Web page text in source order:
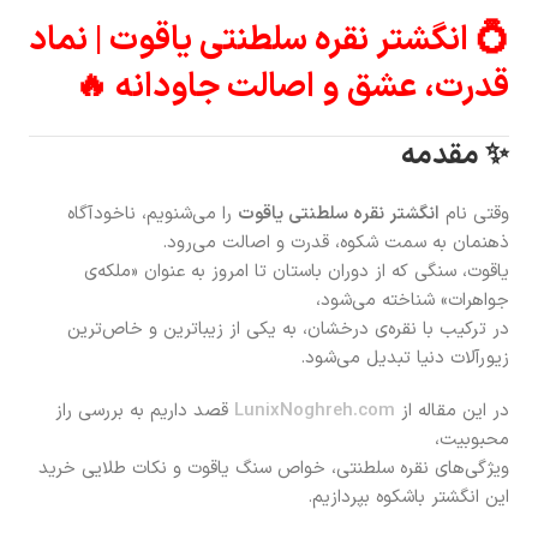
💍 انگشتر نقره سلطنتی یاقوت | نماد
قدرت، عشق و اصالت جاودانه 🔥
✨ مقدمه
وقتی نام انگشتر نقره سلطنتی یاقوت را می‌شنویم، ناخودآگاه
ذهنمان به سمت شکوه، قدرت و اصالت می‌رود.
یاقوت، سنگی که از دوران باستان تا امروز به عنوان «ملکه‌ی
جواهرات» شناخته می‌شود،
در ترکیب با نقره‌ی درخشان، به یکی از زیباترین و خاص‌ترین
زیورآلات دنیا تبدیل می‌شود.
در این مقاله از LunixNoghreh.com قصد داریم به بررسی راز
محبوبیت،
ویژگی‌های نقره سلطنتی، خواص سنگ یاقوت و نکات طلایی خرید
این انگشتر باشکوه بپردازیم.